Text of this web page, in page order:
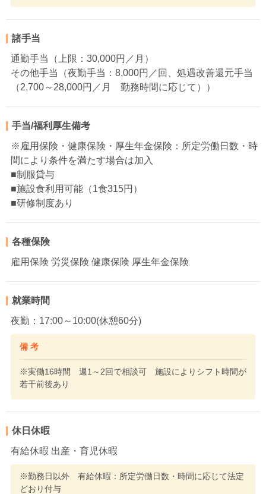
諸手当
通勤手当（上限：30,000円／月）
その他手当（夜勤手当：8,000円／回、処遇改善還元手当
（2,700～28,000円／月 勤務時間に応じて））
手当/福利厚生備考
※雇用保険・健康保険・厚生年金保険：所定労働日数・時
間により条件を満たす場合は加入
■制服貸与
■施設食利用可能（1食315円）
■研修制度あり
各種保険
雇用保険 労災保険 健康保険 厚生年金保険
就業時間
夜勤：17:00～10:00(休憩60分)
備 考
※実働16時間 週1～2回で相談可 施設によりシフト時間が
若干前後あり
休日休暇
有給休暇 出産・育児休暇
※勤務日以外 有給休暇：所定労働日数・時間に応じて法定
どおり付与